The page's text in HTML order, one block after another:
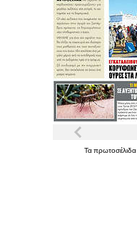
Ταπρωτοσέλιδα